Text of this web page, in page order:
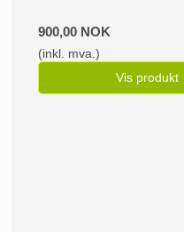
900,00 NOK
(inkl. mva.)
Vis produkt